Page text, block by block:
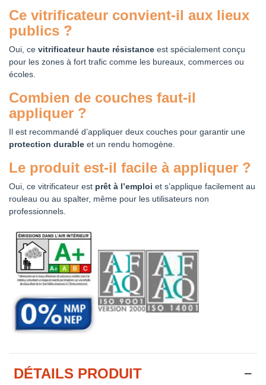
Ce vitrificateur convient-il aux lieux
publics ?
Oui, ce vitrificateur haute résistance est spécialement conçu
pour les zones à fort trafic comme les bureaux, commerces ou
écoles.
Combien de couches faut-il
appliquer ?
Il est recommandé d’appliquer deux couches pour garantir une
protection durable et un rendu homogène.
Le produit est-il facile à appliquer ?
Oui, ce vitrificateur est prêt à l’emploi et s’applique facilement au
rouleau ou au spalter, même pour les utilisateurs non
professionnels.
DÉTAILS PRODUIT